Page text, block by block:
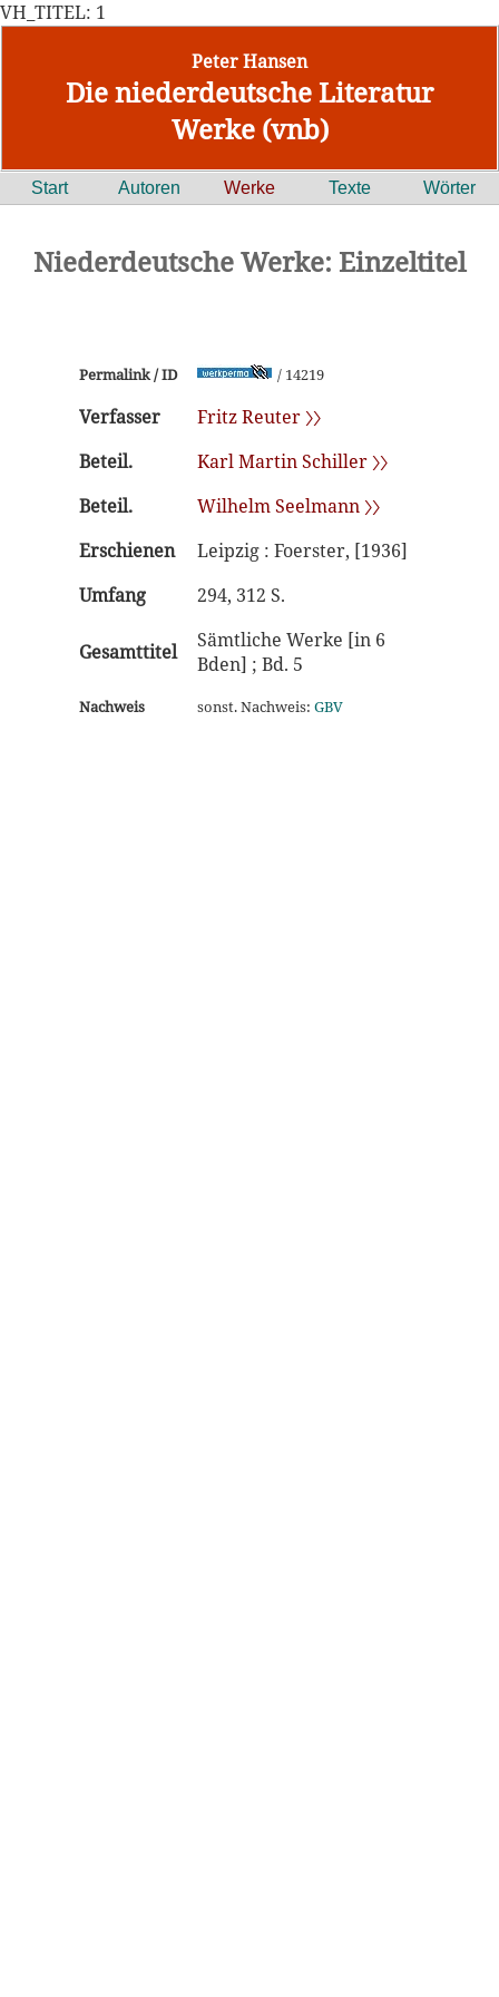
VH_TITEL: 1
Peter Hansen
Die niederdeutsche Literatur
Werke (vnb)
Start Autoren Werke Texte Wörter
Niederdeutsche Werke: Einzeltitel
Permalink / ID / 14219
Verfasser
Fritz Reuter 〉〉
Beteil.
Karl Martin Schiller 〉〉
Beteil.
Wilhelm Seelmann 〉〉
Erschienen
Leipzig : Foerster, [1936]
Umfang
294, 312 S.
Gesamttitel
Sämtliche Werke [in 6
Bden] ; Bd. 5
Nachweis sonst. Nachweis: GBV